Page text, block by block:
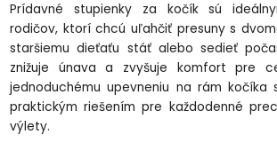
Prídavné stupienky za kočík sú
rodičov, ktorí chcú uľahčiť presuny s
staršiemu dieťaťu stáť alebo sedieť
znižuje únava a zvyšuje komfort pre
jednoduchému upevneniu na rám kočíka
praktickým riešením pre každodenné
výlety.